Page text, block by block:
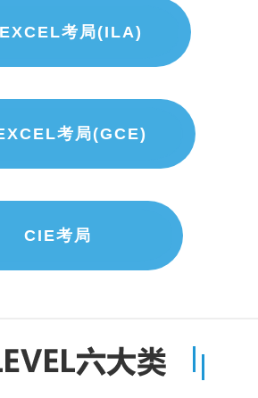
考局(ILA)
考局(GCE)
CIE考局